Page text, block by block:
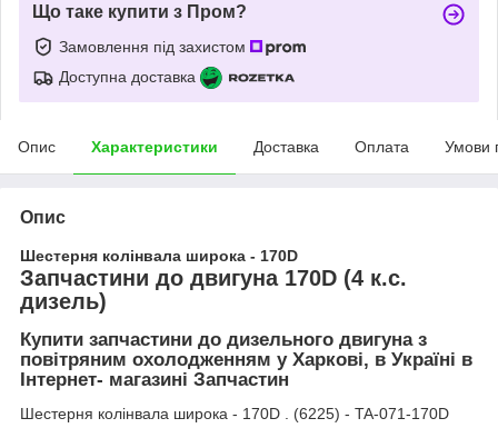
Що таке купити з Пром?
Замовлення під захистом
Доступна доставка
Опис Характеристики Доставка Оплата Умови
Опис
Шестерня колінвала широка - 170D
Запчастини до двигуна 170D (4 к.с.
дизель)
Купити запчастини до дизельного двигуна з
повітряним охолодженням у Харкові, в Україні в
Інтернет- магазині Запчастин
Шестерня колінвала широка - 170D . (6225) - TA-071-170D